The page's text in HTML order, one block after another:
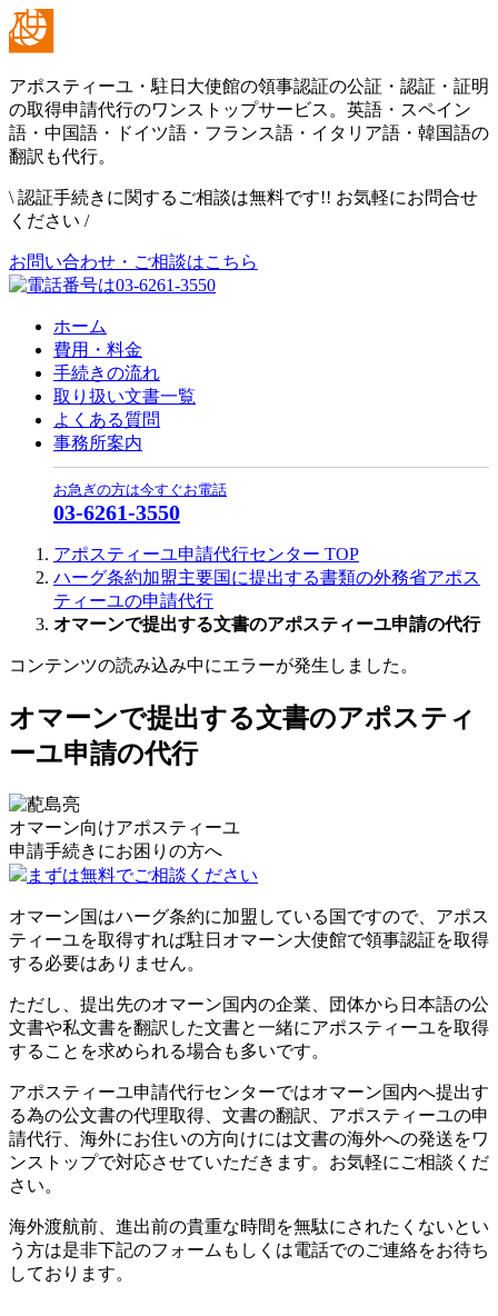
アポスティーユ・駐日大使館の領事認証の公証・認証・証明
の取得申請代行のワンストップサービス。英語・スペイン
語・中国語・ドイツ語・フランス語・イタリア語・韓国語の
翻訳も代行。
\ 認証手続きに関するご相談は無料です!! お気軽にお問合せ
ください /
お問い合わせ・ご相談はこちら
ホーム
費用・料金
手続きの流れ
取り扱い文書一覧
よくある質問
事務所案内
お急ぎの方は今すぐお電話
03-6261-3550
アポスティーユ申請代行センター TOP
ハーグ条約加盟主要国に提出する書類の外務省アポス
ティーユの申請代行
オマーンで提出する文書のアポスティーユ申請の代行
コンテンツの読み込み中にエラーが発生しました。
オマーンで提出する文書のアポスティ
ーユ申請の代行
オマーン向けアポスティーユ
申請手続きにお困りの方へ
まずは無料でご相談ください
オマーン国はハーグ条約に加盟している国ですので、アポス
ティーユを取得すれば駐日オマーン大使館で領事認証を取得
する必要はありません。
ただし、提出先のオマーン国内の企業、団体から日本語の公
文書や私文書を翻訳した文書と一緒にアポスティーユを取得
することを求められる場合も多いです。
アポスティーユ申請代行センターではオマーン国内へ提出す
る為の公文書の代理取得、文書の翻訳、アポスティーユの申
請代行、海外にお住いの方向けには文書の海外への発送をワ
ンストップで対応させていただきます。お気軽にご相談くだ
さい。
海外渡航前、進出前の貴重な時間を無駄にされたくないとい
う方は是非下記のフォームもしくは電話でのご連絡をお待ち
しております。